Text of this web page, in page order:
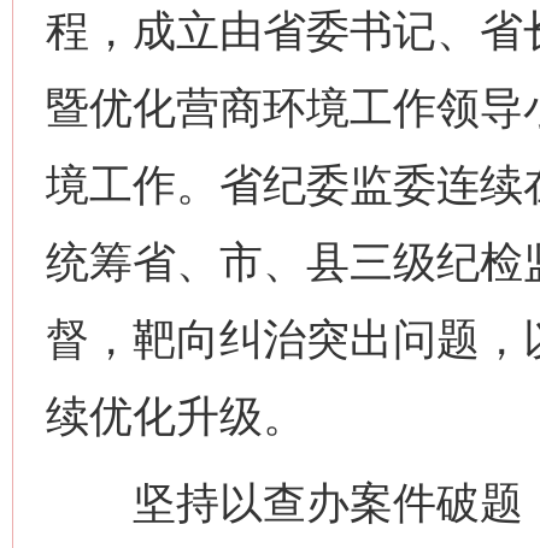
程，成立由省委书记、
暨优化营商环境工作领
境工作。省纪委监委连
统筹省、市、县三级纪
督，靶向纠治突出问题
续优化升级。
坚持以查办案件破题